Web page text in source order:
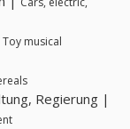
Toy musical
Regierung |